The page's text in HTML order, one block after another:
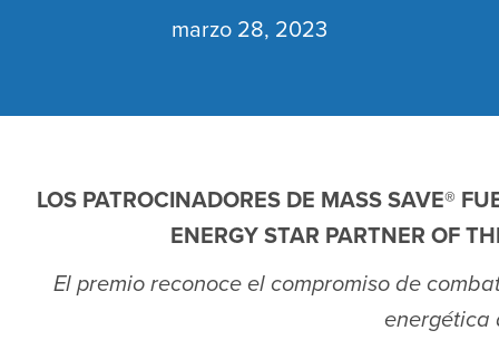
marzo 28, 2023
LOS PATROCINADORES DE MASS SAVE®
ENERGY STAR PARTNER OF
El premio reconoce el compromiso de
energética